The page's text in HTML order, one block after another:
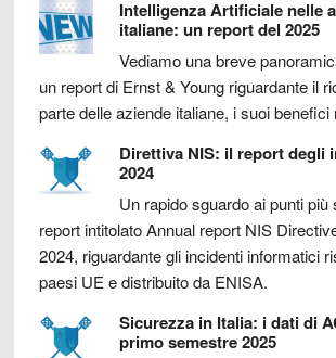
Intelligenza Artificiale nelle
italiane: un report del 2025
Vediamo una breve
un report di Ernst & Young riguardante il
parte delle aziende italiane, i suoi benefici
Direttiva NIS: il report degli
2024
Un rapido sguardo ai punti più
report intitolato Annual report NIS
2024, riguardante gli incidenti informatici
paesi UE e distribuito da ENISA.
Sicurezza in Italia: i dati di
primo semestre 2025